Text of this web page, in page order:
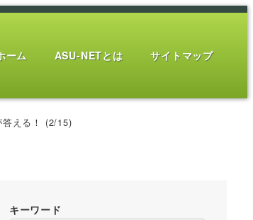
ーム ASU-NETとは サイトマップ
答える！ (2/15)
キーワード